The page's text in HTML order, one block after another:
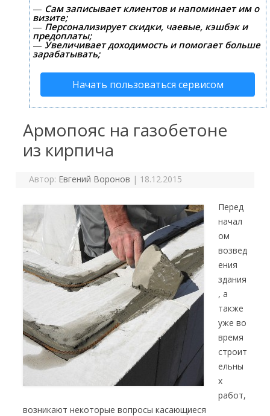
— Сам записывает клиентов и напоминает им о
визите;
— Персонализирует скидки, чаевые, кэшбэк и
предоплаты;
— Увеличивает доходимость и помогает больше
зарабатывать;
Начать пользоваться сервисом
Армопояс на газобетоне
из кирпича
Автор: Евгений Воронов | 18.12.2015
Перед
начал
ом
возвед
ения
здания
, а
также
уже во
время
строит
ельны
х
работ,
возникают некоторые вопросы касающиеся